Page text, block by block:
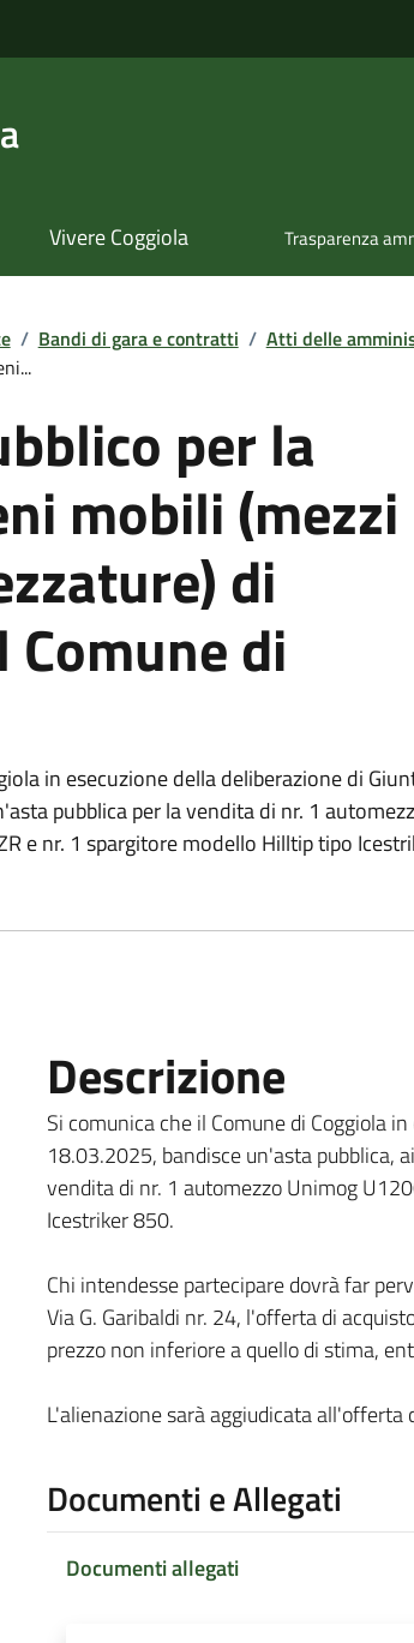
Vivere Coggiola Trasparenza
/ Bandi di gara e contratti / Atti delle
per la
mobili (mezzi
di
di
in esecuzione della deliberazione di
pubblica per la vendita di nr. 1
e nr. 1 spargitore modello Hilltip tipo
Descrizione
Si comunica che il Comune di Coggiola
18.03.2025, bandisce un'asta pubblica,
vendita di nr. 1 automezzo Unimog
Icestriker 850.
Chi intendesse partecipare dovrà far
Via G. Garibaldi nr. 24, l'offerta di
prezzo non inferiore a quello di stima,
L'alienazione sarà aggiudicata
Documenti e Allegati
Documenti allegati